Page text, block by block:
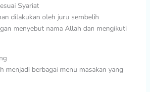
Syariat
dilakukan oleh juru sembelih
menyebut nama Allah dan mengikuti
menjadi berbagai menu masakan yang